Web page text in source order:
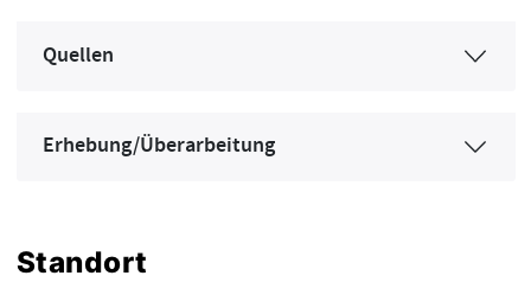
Quellen
Erhebung/Überarbeitung
Standort